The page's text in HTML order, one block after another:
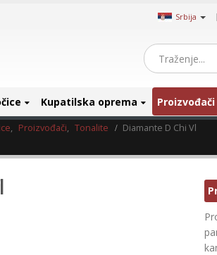
Srbija |
Kupatilska oprema Proizvođači
, Proizvođači, Tonalite Diamante D Chi Vl